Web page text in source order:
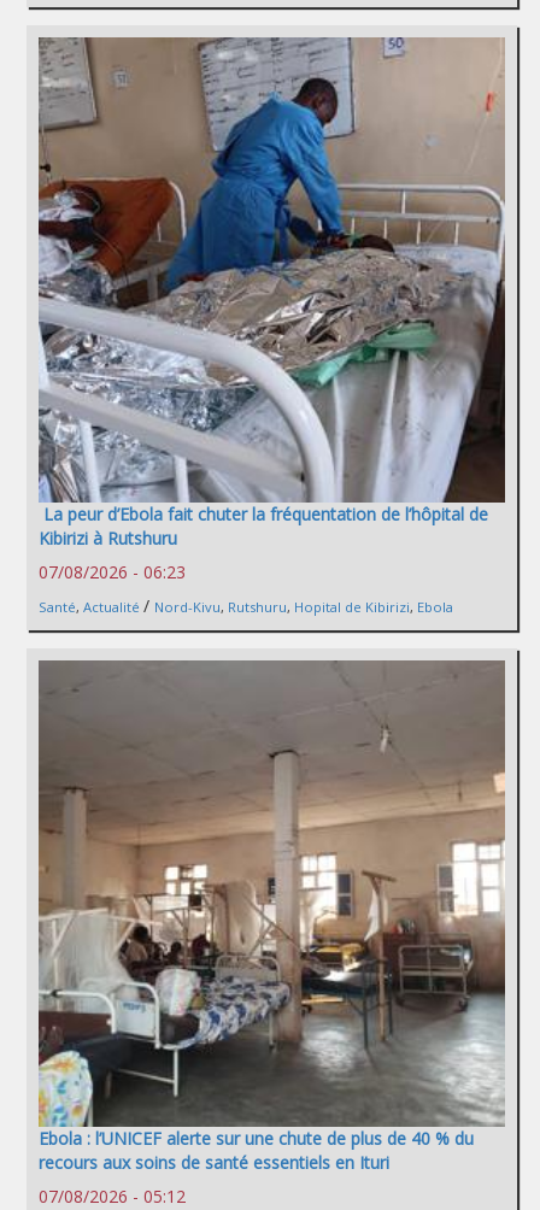
La peur d’Ebola fait chuter la fréquentation de l’hôpital de
Kibirizi à Rutshuru
07/08/2026 - 06:23
Santé, Actualité / Nord-Kivu, Rutshuru, Hopital de Kibirizi, Ebola
Ebola : l’UNICEF alerte sur une chute de plus de 40 % du
recours aux soins de santé essentiels en Ituri
07/08/2026 - 05:12